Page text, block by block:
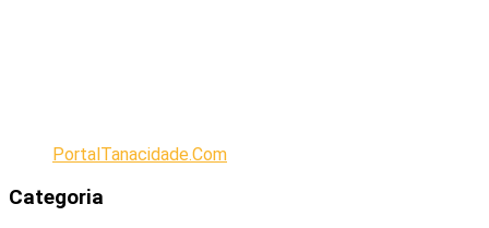
PortalTanacidade.Com
Categoria